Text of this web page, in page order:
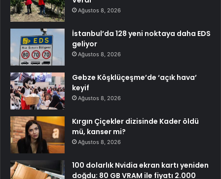
Ağustos 8, 2026
İstanbul’da 128 yeni noktaya daha EDS
geliyor
Ağustos 8, 2026
Gebze Köşklüçeşme’de ‘açık hava’
keyif
Ağustos 8, 2026
Kırgın Çiçekler dizisinde Kader öldü
mü, kanser mi?
Ağustos 8, 2026
100 dolarlık Nvidia ekran kartı yeniden
doğdu: 80 GB VRAM ile fiyatı 2.000